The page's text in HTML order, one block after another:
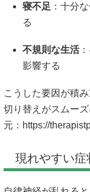
寝不足 ：十分
る
不規則な生活
影響する
こうした要因が積
切り替えがスムー
元： https://
現れやすい症